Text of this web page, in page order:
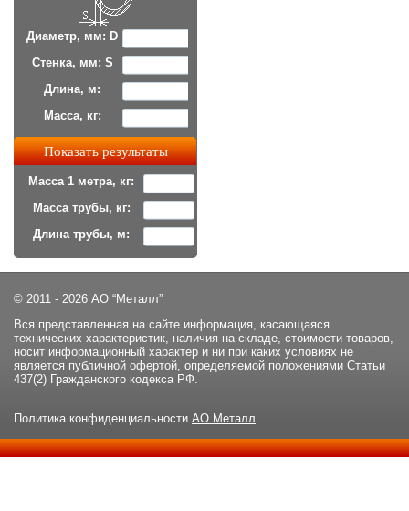
Диаметр, мм: D
Стенка, мм: S
Длина, м:
Масса, кг:
Масса 1 метра, кг:
Масса трубы, кг:
Длина трубы, м:
© 2011 - 2026 АО “Металл”
Вся представленная на сайте информация, касающаяся
технических характеристик, наличия на складе, стоимости товаров,
носит информационный характер и ни при каких условиях не
является публичной офертой, определяемой положениями Статьи
437(2) Гражданского кодекса РФ.
Политика конфиденциальности АО Металл